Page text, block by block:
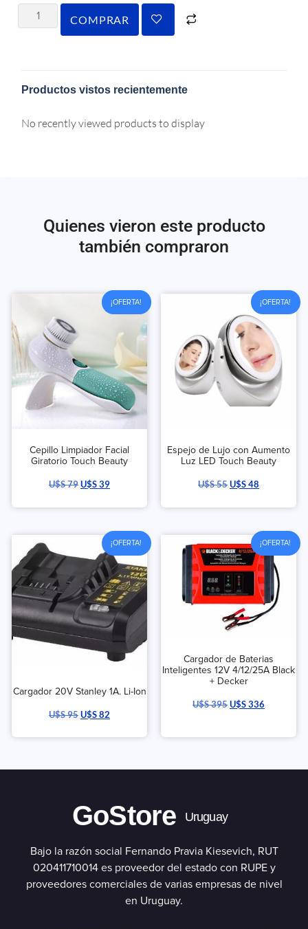
COMPRAR
Productos vistos recientemente
No recently viewed products to display
Quienes vieron este producto
también compraron
¡OFERTA!
Cepillo Limpiador Facial
Giratorio Touch Beauty
U$S79U$S39
¡OFERTA!
Espejo de Lujo con Aumento
Luz LED Touch Beauty
U$S55U$S48
¡OFERTA!
Cargador 20V Stanley 1A. Li-Ion
U$S95U$S82
¡OFERTA!
Cargador de Baterias
Inteligentes 12V 4/12/25A Black
+ Decker
U$S395U$S336
GoStore Uruguay
Bajo la razón social Fernando Pravia Kiesevich, RUT
020411710014 es proveedor del estado con RUPE y
proveedores comerciales de varias empresas de nivel
en Uruguay.